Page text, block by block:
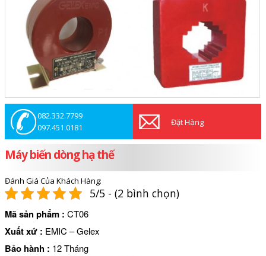
082.332.7799
097.451.0181
Đặt Hàng
Máy biến dòng hạ thế
Đánh Giá Của Khách Hàng:
5/5 - (2 bình chọn)
Mã sản phẩm : CT06
Xuất xứ : EMIC – Gelex
Bảo hành : 12 Tháng